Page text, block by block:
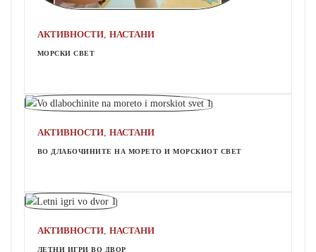
АКТИВНОСТИ, НАСТАНИ
МОРСКИ СВЕТ
АКТИВНОСТИ, НАСТАНИ
ВО ДЛАБОЧИНИТЕ НА МОРЕТО И МОРСКИОТ СВЕТ
АКТИВНОСТИ, НАСТАНИ
ЛЕТНИ ИГРИ ВО ДВОР